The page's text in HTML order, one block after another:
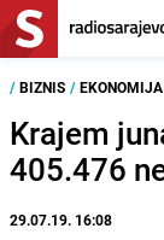
/ BIZNIS / EKONOMIJA
Krajem
405.476
29.07.19. 16:08